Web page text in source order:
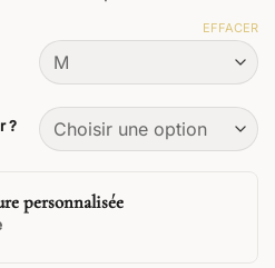
?
EFFACER
personnalisée